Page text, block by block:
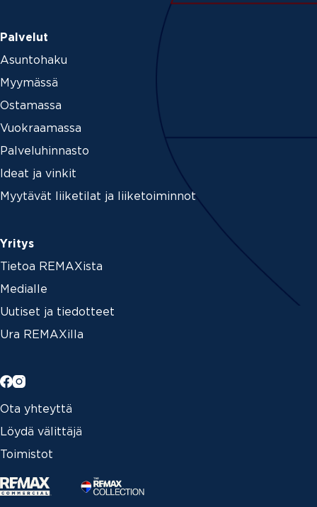
Palvelut
Asuntohaku
Myymässä
Ostamassa
Vuokraamassa
Palveluhinnasto
Ideat ja vinkit
Myytävät liiketilat ja liiketoiminnot
Yritys
Tietoa REMAXista
Medialle
Uutiset ja tiedotteet
Ura REMAXilla
Ota yhteyttä
Löydä välittäjä
Toimistot